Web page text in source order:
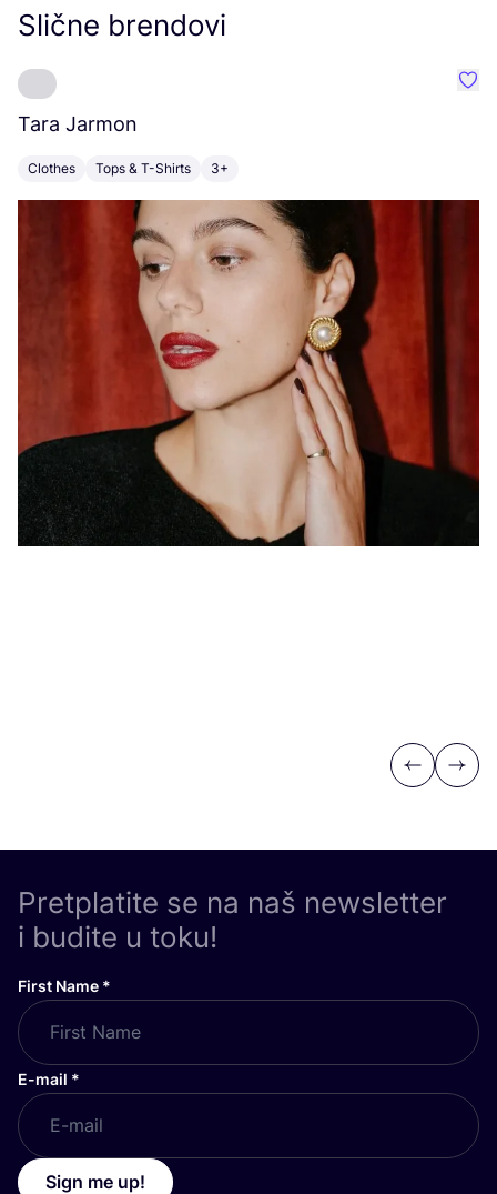
Slične brendovi
Tara Jarmon
Clothes Tops & T-Shirts 3+
Previous
Next
Pretplatite se na naš newsletter
i budite u toku!
First Name *
E-mail *
Sign me up!